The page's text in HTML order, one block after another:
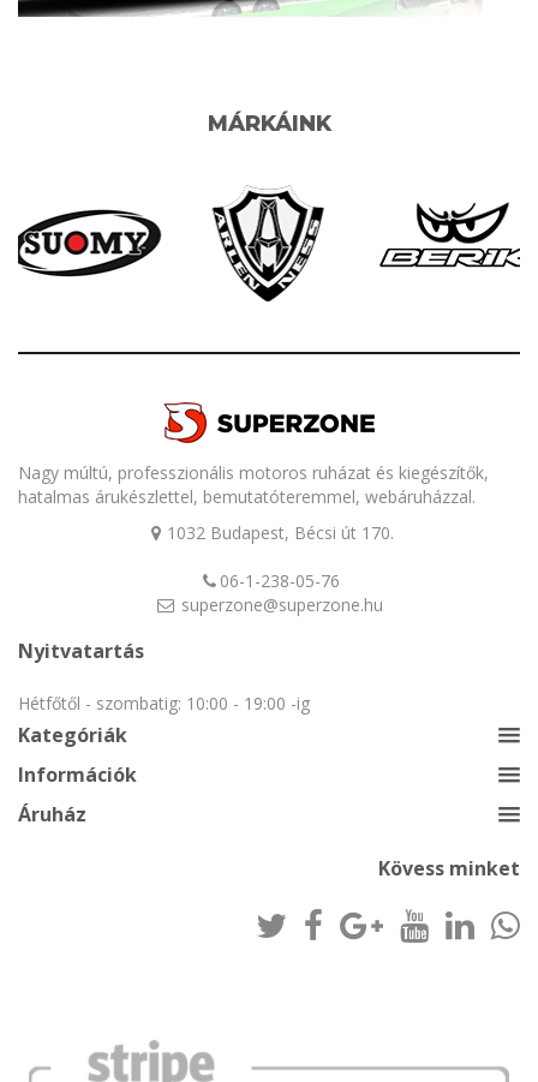
MÁRKÁINK
Nagy múltú, professzionális motoros ruházat és kiegészítők,
hatalmas árukészlettel, bemutatóteremmel, webáruházzal.
1032 Budapest, Bécsi út 170.
06-1-238-05-76
superzone@superzone.hu
Nyitvatartás
Hétfőtől - szombatig: 10:00 - 19:00 -ig
Kategóriák
Információk
Áruház
Kövess minket